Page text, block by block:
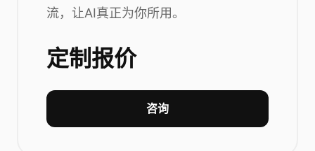
流，让AI真正为你所用。
定制报价
咨询